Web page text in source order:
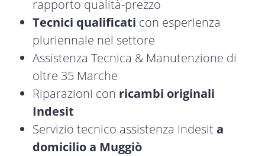
rapporto qualità-prezzo
Tecnici qualificati con esperienza
pluriennale nel settore
Assistenza Tecnica & Manutenzione di
oltre 35 Marche
Riparazioni con ricambi originali
Indesit
Servizio tecnico assistenza Indesita
domicilio a Muggiò